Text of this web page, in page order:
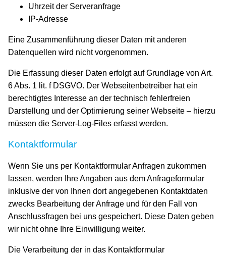
Uhrzeit der Serveranfrage
IP-Adresse
Eine Zusammenführung dieser Daten mit anderen
Datenquellen wird nicht vorgenommen.
Die Erfassung dieser Daten erfolgt auf Grundlage von Art.
6 Abs. 1 lit. f DSGVO. Der Webseitenbetreiber hat ein
berechtigtes Interesse an der technisch fehlerfreien
Darstellung und der Optimierung seiner Webseite – hierzu
müssen die Server-Log-Files erfasst werden.
Kontaktformular
Wenn Sie uns per Kontaktformular Anfragen zukommen
lassen, werden Ihre Angaben aus dem Anfrageformular
inklusive der von Ihnen dort angegebenen Kontaktdaten
zwecks Bearbeitung der Anfrage und für den Fall von
Anschlussfragen bei uns gespeichert. Diese Daten geben
wir nicht ohne Ihre Einwilligung weiter.
Die Verarbeitung der in das Kontaktformular